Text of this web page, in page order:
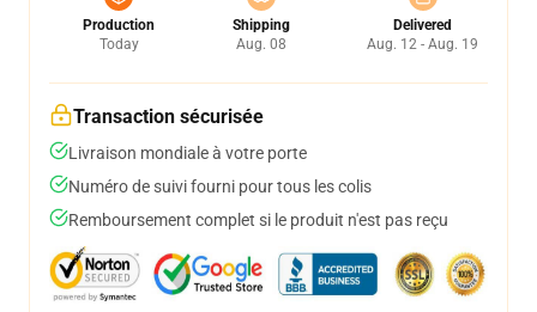
Production
Today
Shipping
Aug. 08
Delivered
Aug. 12 - Aug. 19
Transaction sécurisée
Livraison mondiale à votre porte
Numéro de suivi fourni pour tous les colis
Remboursement complet si le produit n'est pas reçu